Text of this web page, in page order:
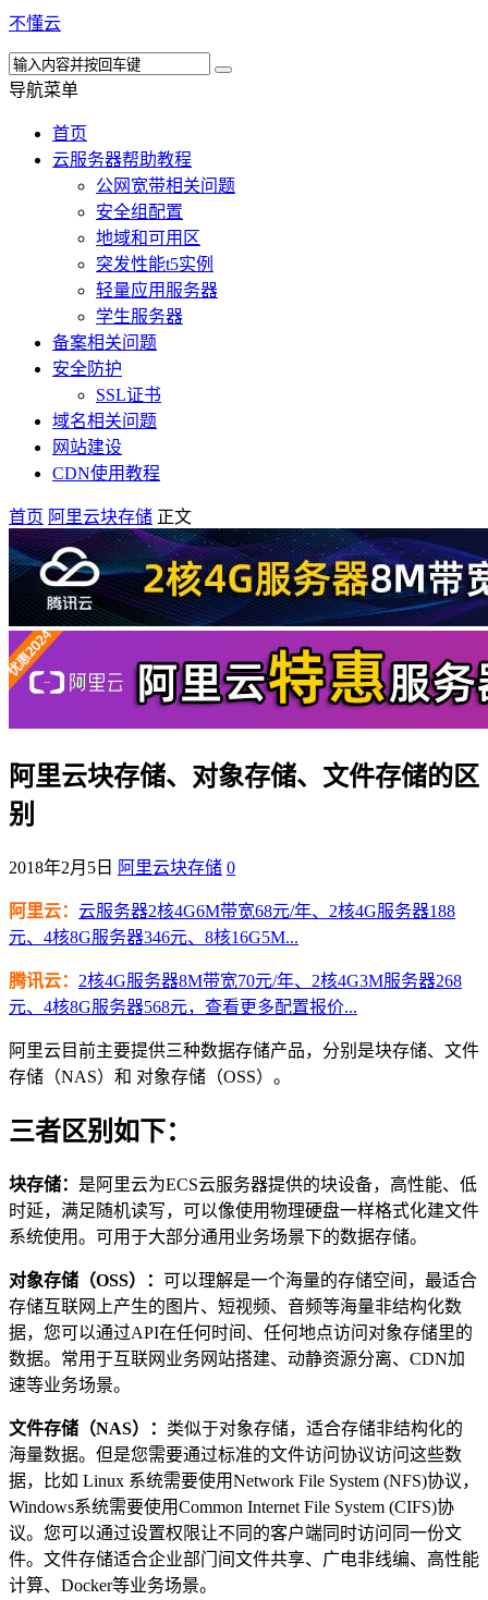
不懂云
导航菜单
首页
云服务器帮助教程
公网宽带相关问题
安全组配置
地域和可用区
突发性能t5实例
轻量应用服务器
学生服务器
备案相关问题
安全防护
SSL证书
域名相关问题
网站建设
CDN使用教程
首页 阿里云块存储 正文
阿里云块存储、对象存储、文件存储的区
别
2018年2月5日 阿里云块存储 0
阿里云： 云服务器2核4G6M带宽68元/年、2核4G服务器188
元、4核8G服务器346元、8核16G5M...
腾讯云： 2核4G服务器8M带宽70元/年、2核4G3M服务器268
元、4核8G服务器568元，查看更多配置报价...
阿里云目前主要提供三种数据存储产品，分别是块存储、文件
存储（NAS）和 对象存储（OSS）。
三者区别如下：
块存储： 是阿里云为ECS云服务器提供的块设备，高性能、低
时延，满足随机读写，可以像使用物理硬盘一样格式化建文件
系统使用。可用于大部分通用业务场景下的数据存储。
对象存储（OSS）： 可以理解是一个海量的存储空间，最适合
存储互联网上产生的图片、短视频、音频等海量非结构化数
据，您可以通过API在任何时间、任何地点访问对象存储里的
数据。常用于互联网业务网站搭建、动静资源分离、CDN加
速等业务场景。
文件存储（NAS）： 类似于对象存储，适合存储非结构化的
海量数据。但是您需要通过标准的文件访问协议访问这些数
据，比如 Linux 系统需要使用Network File System (NFS)协议，
Windows系统需要使用Common Internet File System (CIFS)协
议。您可以通过设置权限让不同的客户端同时访问同一份文
件。文件存储适合企业部门间文件共享、广电非线编、高性能
计算、Docker等业务场景。